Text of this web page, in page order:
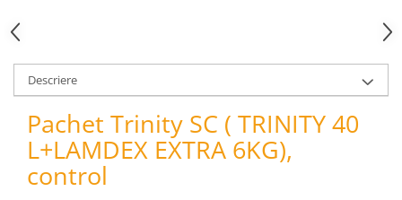
Cricuri pneumatice
Prese de rulmenti hidraulice
Prese de indoit tevi hidraulice
Echipamente electrice
Benzi izolatoare
Role Prelungitoare
Descriere
Pachet Trinity SC ( TRINITY 40
L+LAMDEX EXTRA 6KG),
control